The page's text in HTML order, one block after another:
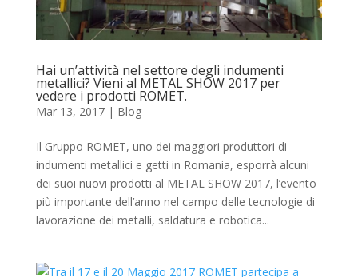
Hai un’attività nel settore degli indumenti
metallici? Vieni al METAL SHOW 2017 per
vedere i prodotti ROMET.
Mar 13, 2017| Blog
Il Gruppo ROMET, uno dei maggiori produttori di
indumenti metallici e getti in Romania, esporrà alcuni
dei suoi nuovi prodotti al METAL SHOW 2017, l’evento
più importante dell’anno nel campo delle tecnologie di
lavorazione dei metalli, saldatura e robotica...